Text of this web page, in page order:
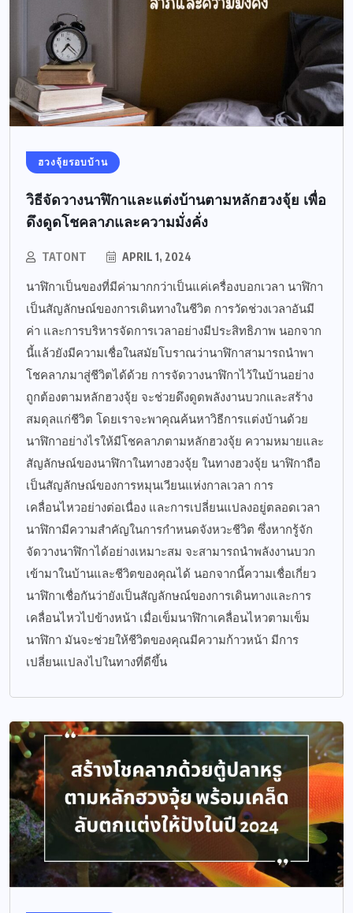
ฮวงจุ้ยรอบบ้าน
วิธีจัดวางนาฬิกาและแต่งบ้านตามหลักฮวงจุ้ย เพื่อ
ดึงดูดโชคลาภและความมั่งคั่ง
TATONT APRIL 1, 2024
นาฬิกาเป็นของที่มีค่ามากกว่าเป็นแค่เครื่องบอกเวลา นาฬิกา
เป็นสัญลักษณ์ของการเดินทางในชีวิต การวัดช่วงเวลาอันมี
ค่า และการบริหารจัดการเวลาอย่างมีประสิทธิภาพ นอกจาก
นี้แล้วยังมีความเชื่อในสมัยโบราณว่านาฬิกาสามารถนำพา
โชคลาภมาสู่ชีวิตได้ด้วย การจัดวางนาฬิกาไว้ในบ้านอย่าง
ถูกต้องตามหลักฮวงจุ้ย จะช่วยดึงดูดพลังงานบวกและสร้าง
สมดุลแก่ชีวิต โดยเราจะพาคุณค้นหาวิธีการแต่งบ้านด้วย
นาฬิกาอย่างไรให้มีโชคลาภตามหลักฮวงจุ้ย ความหมายและ
สัญลักษณ์ของนาฬิกาในทางฮวงจุ้ย ในทางฮวงจุ้ย นาฬิกาถือ
เป็นสัญลักษณ์ของการหมุนเวียนแห่งกาลเวลา การ
เคลื่อนไหวอย่างต่อเนื่อง และการเปลี่ยนแปลงอยู่ตลอดเวลา
นาฬิกามีความสำคัญในการกำหนดจังหวะชีวิต ซึ่งหากรู้จัก
จัดวางนาฬิกาได้อย่างเหมาะสม จะสามารถนำพลังงานบวก
เข้ามาในบ้านและชีวิตของคุณได้ นอกจากนี้ความเชื่อเกี่ยว
นาฬิกาเชื่อกันว่ายังเป็นสัญลักษณ์ของการเดินทางและการ
เคลื่อนไหวไปข้างหน้า เมื่อเข็มนาฬิกาเคลื่อนไหวตามเข็ม
นาฬิกา มันจะช่วยให้ชีวิตของคุณมีความก้าวหน้า มีการ
เปลี่ยนแปลงไปในทางที่ดีขึ้น